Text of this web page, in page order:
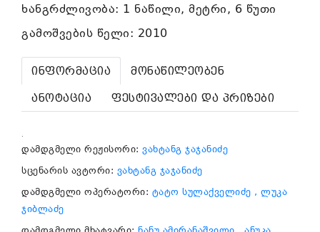
ხანგრძლივობა: 1 ნაწილი, მეტრი, 6 წუთი
გამოშვების წელი: 2010
ინფორმაცია
მონაწილეობენ
ანოტაცია
ფესტივალები და პრიზები
.
დამდგმელი რეჟისორი: ვახტანგ ჯაჯანიძე
სცენარის ავტორი: ვახტანგ ჯაჯანიძე
დამდგმელი ოპერატორი: ტატო სულაქველიძე , ლუკა
ჯიბლაძე